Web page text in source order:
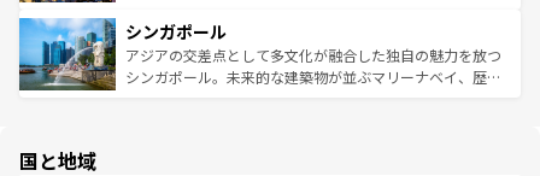
参照してほしい。
激する。気候は一年中温暖で、どの季節にも異なる楽しみ
が待っている。親しみやすいタイの人々、仏教を中心とし
た文化、そして多様な観光資源が、訪れる旅人を魅了し続
み、どこを訪れても感動するはず。観光スポットが密集し
ており、効率よく見どころを回れるのも魅力。息をのむよ
うな絶景から文化的な体験まで、香港を存分に楽しみ尽く
シンガポール
アジアの交差点として多文化が融合した独自の魅力を放つ
シンガポール。未来的な建築物が並ぶマリーナベイ、歴史
国と地域